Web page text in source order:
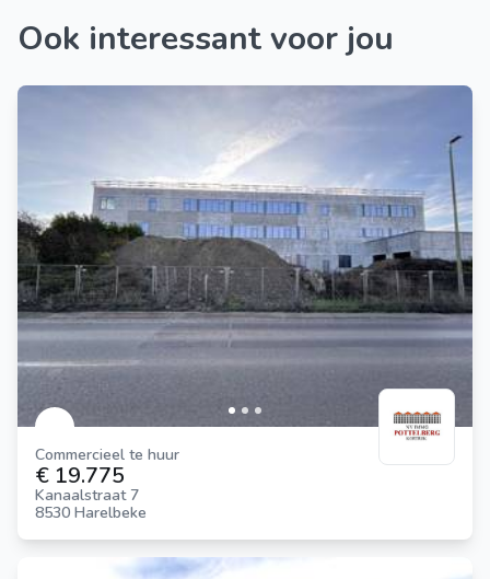
Ook interessant voor jou
Commercieel te huur
€ 19.775
Kanaalstraat 7
8530 Harelbeke